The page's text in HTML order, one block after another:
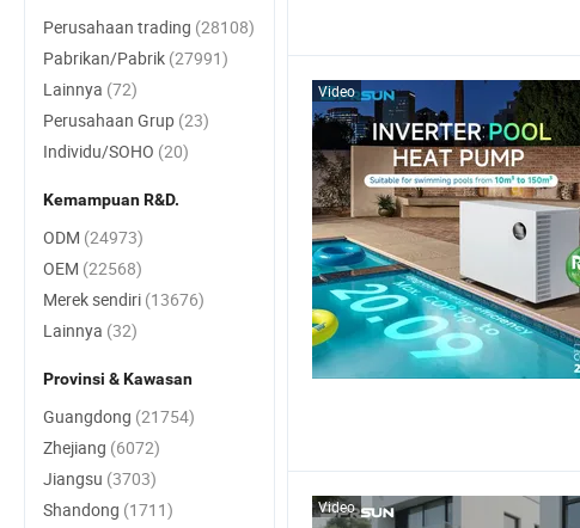
Video
Video
Perusahaan trading (28108)
Pabrikan/Pabrik (27991)
Lainnya (72)
Perusahaan Grup (23)
Individu/SOHO (20)
Kemampuan R&D.
ODM (24973)
OEM (22568)
Merek sendiri (13676)
Lainnya (32)
Provinsi & Kawasan
Guangdong (21754)
Zhejiang (6072)
Jiangsu (3703)
Shandong (1711)